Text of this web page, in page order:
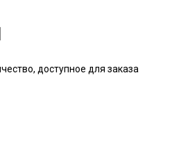
доступное для заказа